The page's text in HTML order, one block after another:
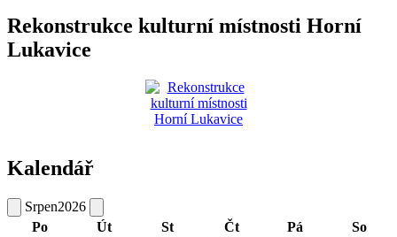
Rekonstrukce kulturní místnosti Horní
Lukavice
Kalendář
Srpen2026
Po
Út St Čt Pá
So